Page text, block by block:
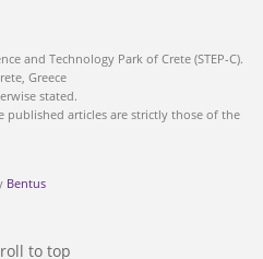
and Technology Park of Crete (STEP-C).
Greece
stated.
published articles are strictly those of the
Bentus